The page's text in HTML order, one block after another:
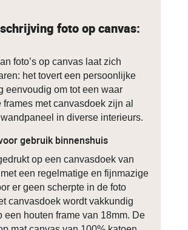
foto op canvas:
foto’s op canvas laat zich
het tovert een persoonlijke
eenvoudig om tot een waar
frames met canvasdoek zijn al
in diverse interieurs.
gebruik binnenshuis
op een canvasdoek van
een regelmatige en fijnmazige
er geen scherpte in de foto
canvasdoek wordt vakkundig
een houten frame van 18mm. De